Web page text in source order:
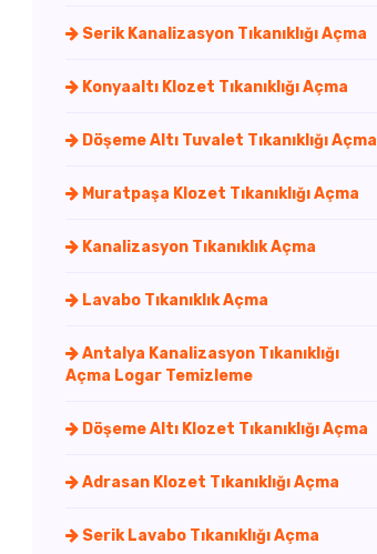
Serik Kanalizasyon Tıkanıklığı Açma
Konyaaltı Klozet Tıkanıklığı Açma
Döşeme Altı Tuvalet Tıkanıklığı Açma
Muratpaşa Klozet Tıkanıklığı Açma
Kanalizasyon Tıkanıklık Açma
Lavabo Tıkanıklık Açma
Antalya Kanalizasyon Tıkanıklığı
Açma Logar Temizleme
Döşeme Altı Klozet Tıkanıklığı Açma
Adrasan Klozet Tıkanıklığı Açma
Serik Lavabo Tıkanıklığı Açma